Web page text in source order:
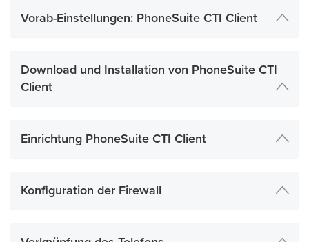
Vorab-Einstellungen: PhoneSuite CTI Client
Download und Installation von PhoneSuite CTI
Client
Einrichtung PhoneSuite CTI Client
Konfiguration der Firewall